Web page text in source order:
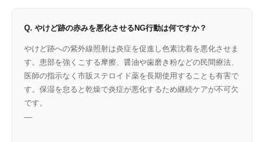
Q. やけど跡の赤みを悪化させるNG行動は何ですか？
やけど跡への紫外線照射は炎症を促進し色素沈着を悪化させま
す。患部を強くこする摩擦、醤油や歯磨き粉などの民間療法、
医師の指示なく市販ステロイド薬を長期使用することも有害で
す。保湿を怠ると乾燥で炎症が悪化するため継続ケアが不可欠
です。
—